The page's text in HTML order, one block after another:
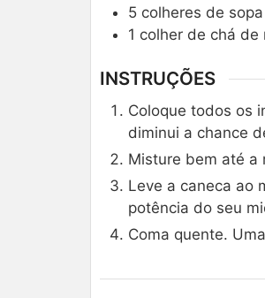
5 colheres de
1 colher de chá de
INSTRUÇÕES
Coloque todos os
diminui a chance
Misture bem até a
Leve a caneca ao
potência do seu
Coma quente.